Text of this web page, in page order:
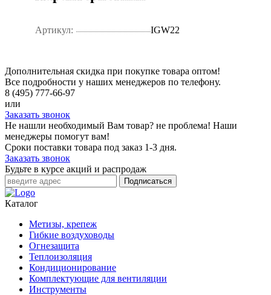
Артикул: IGW22
Дополнительная скидка при покупке товара оптом!
Все подробности у наших менеджеров по телефону.
8 (495) 777-66-97
или
Заказать звонок
Не нашли необходимый Вам товар? не проблема! Наши
менеджеры помогут вам!
Сроки поставки товара под заказ 1-3 дня.
Заказать звонок
Будьте в курсе акций и распродаж
Подписаться
Каталог
Метизы, крепеж
Гибкие воздуховоды
Огнезащита
Теплоизоляция
Кондиционирование
Комплектующие для вентиляции
Инструменты